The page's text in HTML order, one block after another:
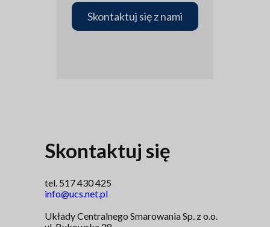
Skontaktuj się z nami
Skontaktuj się
tel. 517 430 425
info@ucs.net.pl
Układy Centralnego Smarowania Sp. z o.o.